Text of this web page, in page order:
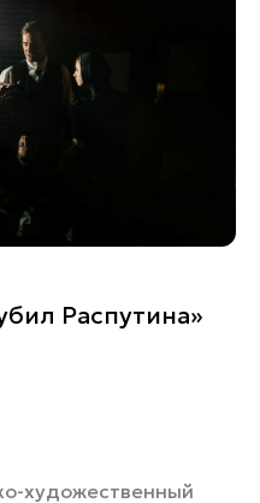
Распутина»
художественный